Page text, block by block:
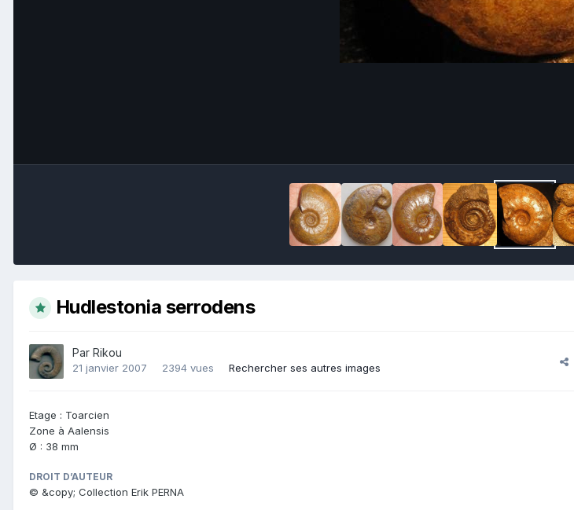
Hudlestonia serrodens
Par Rikou
21 janvier 2007 2394 vues Rechercher ses autres images
Etage : Toarcien
Zone à Aalensis
Ø : 38 mm
DROIT D’AUTEUR
© &copy; Collection Erik PERNA